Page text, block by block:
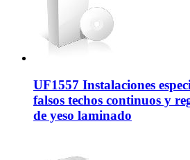
UF1557 Instalaciones
falsos techos continuos y
de yeso laminado